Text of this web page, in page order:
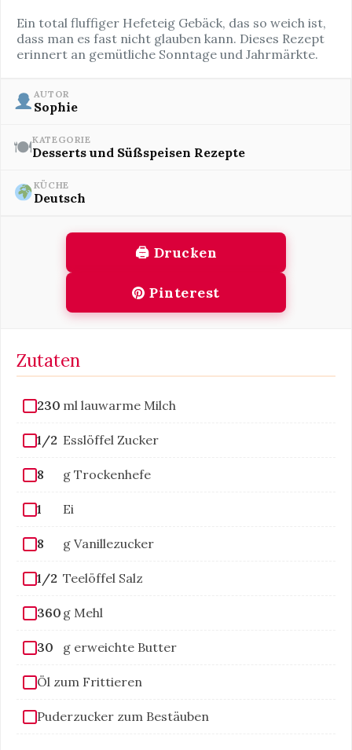
Ein total fluffiger Hefeteig Gebäck, das so weich ist,
dass man es fast nicht glauben kann. Dieses Rezept
erinnert an gemütliche Sonntage und Jahrmärkte.
AUTOR
Sophie
🍽KATEGORIE
Desserts und Süßspeisen Rezepte
KÜCHE
Deutsch
🖨 Drucken
Pinterest
Zutaten
230 ml lauwarme Milch
1/2 Esslöffel Zucker
8 g Trockenhefe
1 Ei
8 g Vanillezucker
1/2 Teelöffel Salz
360 g Mehl
30 g erweichte Butter
Öl zum Frittieren
Puderzucker zum Bestäuben